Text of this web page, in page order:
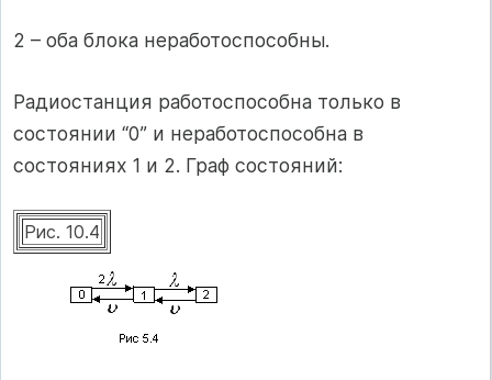
2 – оба блока неработоспособны.
Радиостанция работоспособна только в
состоянии “0” и неработоспособна в
состояниях 1 и 2. Граф состояний:
Рис. 10.4